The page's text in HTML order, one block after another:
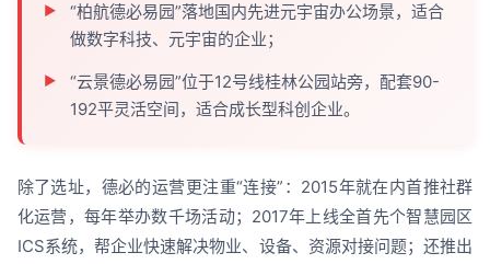
“柏航德必易园”落地国内先进元宇宙办公场景，适合
做数字科技、元宇宙的企业；
“云景德必易园”位于12号线桂林公园站旁，配套90-
192平灵活空间，适合成长型科创企业。
除了选址，德必的运营更注重“连接”：2015年就在内首推社群
化运营，每年举办数千场活动；2017年上线全首先个智慧园区
ICS系统，帮企业快速解决物业、设备、资源对接问题；还推出